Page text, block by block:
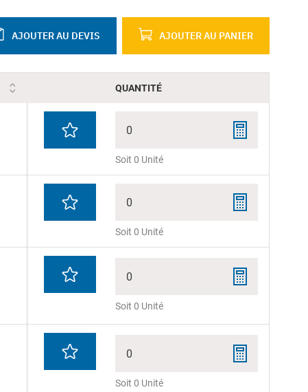
AJOUTER AU DEVIS AJOUTER AU PANIER
QUANTITÉ
0
Soit 0 Unité
0
Soit 0 Unité
0
Soit 0 Unité
0
Soit 0 Unité